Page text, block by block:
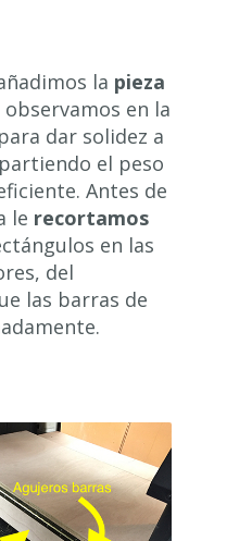
la pieza
observamos en la
dar solidez a
el peso
Antes de
le recortamos
en las
del
las barras de